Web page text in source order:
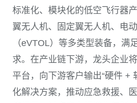
标准化、模块化的低空飞行器
翼无人机、固定翼无人机、电
（eVTOL）等多类型装备，满
求。在产业链下游，龙头企业
平台，向下游客户输出“硬件 +
化解决方案，推动应急救援、